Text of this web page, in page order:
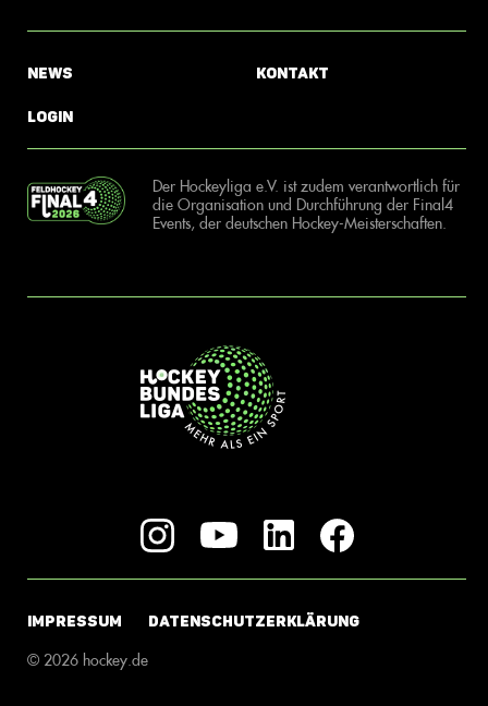
News
Login
Kontakt
Der Hockeyliga e.V. ist zudem verantwortlich für
die Organisation und Durchführung der Final4
Events, der deutschen Hockey-Meisterschaften.
IMPRESSUM DATENSCHUTZERKLÄRUNG
© 2026 hockey.de